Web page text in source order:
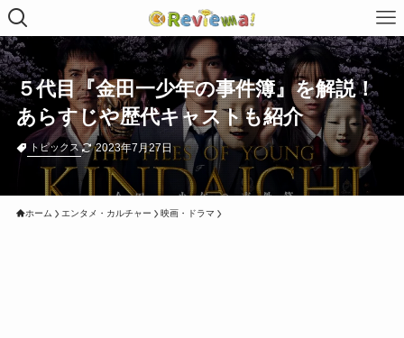
５代目『金田一少年の事件簿』を解説！
あらすじや歴代キャストも紹介
トピックス 2023年7月27日
ホーム エンタメ・カルチャー 映画・ドラマ